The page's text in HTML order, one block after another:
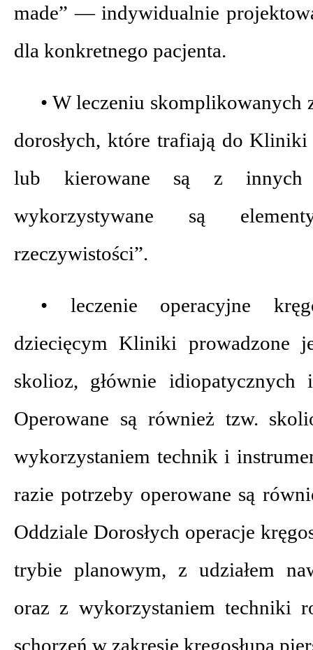
made” — indywidualnie
dla konkretnego pacjenta.
• W leczeniu skomplikowanych
dorosłych, które trafiają do Kliniki
lub kierowane są z innych
wykorzystywane są
rzeczywistości”.
• leczenie operacyjne
dziecięcym Kliniki prowadzone
skolioz, głównie idiopatycznych
Operowane są również tzw.
wykorzystaniem technik i
razie potrzeby operowane są
Oddziale Dorosłych operacje
trybie planowym, z udziałem
oraz z wykorzystaniem techniki
schorzeń w zakresie kręgosłupa